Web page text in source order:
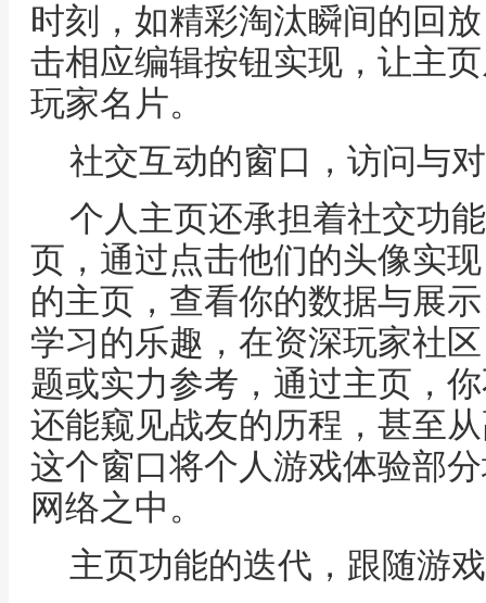
时刻，如精彩淘汰瞬间的回
击相应编辑按钮实现，让主
玩家名片。
社交互动的窗口，访问与
个人主页还承担着社交功
页，通过点击他们的头像实
的主页，查看你的数据与展
学习的乐趣，在资深玩家社
题或实力参考，通过主页，
还能窥见战友的历程，甚至
这个窗口将个人游戏体验部
网络之中。
主页功能的迭代，跟随游